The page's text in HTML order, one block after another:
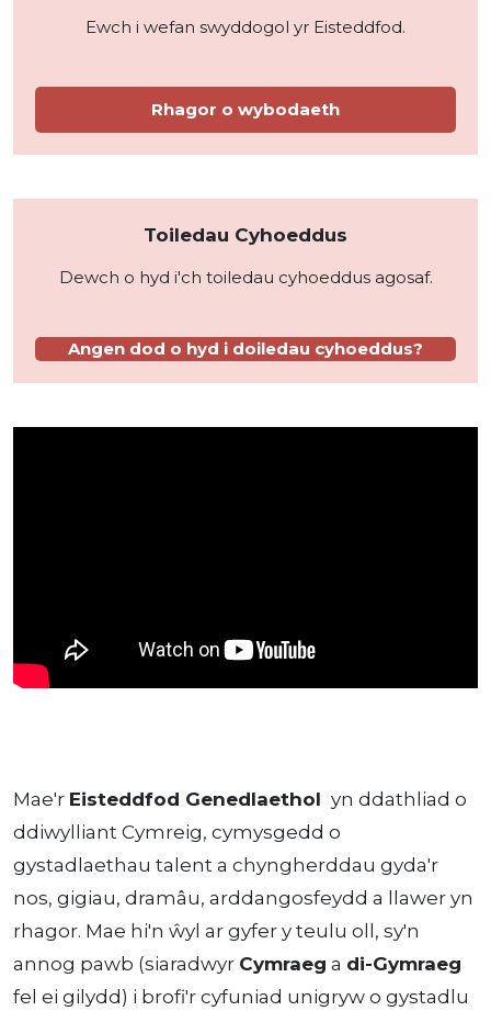
Ewch i wefan swyddogol yr Eisteddfod.
Rhagor o wybodaeth
Toiledau Cyhoeddus
Dewch o hyd i'ch toiledau cyhoeddus agosaf.
Angen dod o hyd i doiledau cyhoeddus?
Mae'r Eisteddfod Genedlaethol yn ddathliad o
ddiwylliant Cymreig, cymysgedd o
gystadlaethau talent a chyngherddau gyda'r
nos, gigiau, dramâu, arddangosfeydd a llawer yn
rhagor. Mae hi'n ŵyl ar gyfer y teulu oll, sy'n
annog pawb (siaradwyr Cymraeg a di-Gymraeg
fel ei gilydd) i brofi'r cyfuniad unigryw o gystadlu